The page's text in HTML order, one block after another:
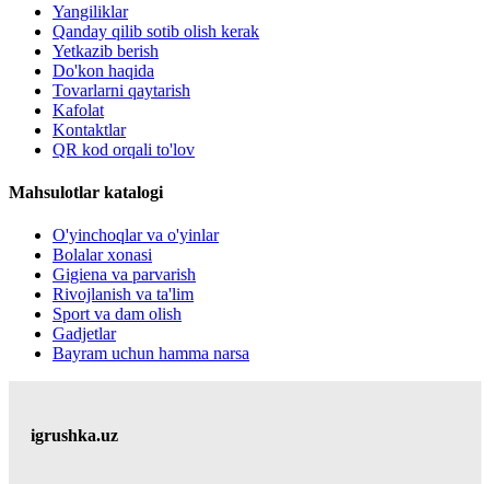
Yangiliklar
Qanday qilib sotib olish kerak
Yetkazib berish
Do'kon haqida
Tovarlarni qaytarish
Kafolat
Kontaktlar
QR kod orqali to'lov
Mahsulotlar katalogi
O'yinchoqlar va o'yinlar
Bolalar xonasi
Gigiena va parvarish
Rivojlanish va ta'lim
Sport va dam olish
Gadjetlar
Bayram uchun hamma narsa
igrushka.uz